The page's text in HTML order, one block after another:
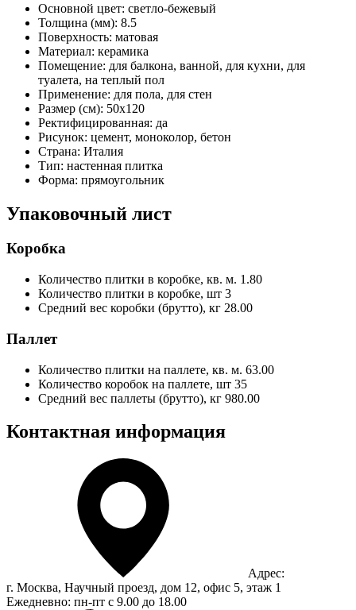
Основной цвет: светло-бежевый
Толщина (мм): 8.5
Поверхность: матовая
Материал: керамика
Помещение: для балкона, ванной, для кухни, для
туалета, на теплый пол
Применение: для пола, для стен
Размер (см): 50x120
Ректифицированная: да
Рисунок: цемент, моноколор, бетон
Страна: Италия
Тип: настенная плитка
Форма: прямоугольник
Упаковочный лист
Коробка
Количество плитки в коробке, кв. м. 1.80
Количество плитки в коробке, шт 3
Средний вес коробки (брутто), кг 28.00
Паллет
Количество плитки на паллете, кв. м. 63.00
Количество коробок на паллете, шт 35
Средний вес паллеты (брутто), кг 980.00
Контактная информация
Адрес:
г. Москва, Научный проезд, дом 12, офис 5, этаж 1
Ежедневно: пн-пт с 9.00 до 18.00